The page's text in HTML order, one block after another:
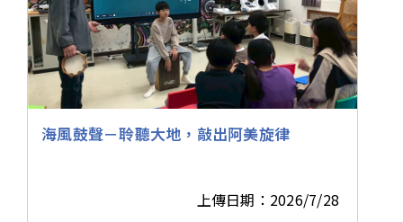
海風鼓聲－聆聽大地，敲出阿美旋律
上傳日期：2026/7/28